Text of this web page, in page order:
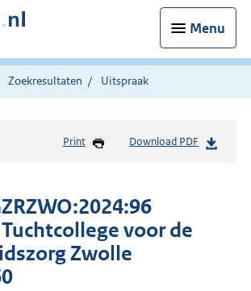
Menu
Zoekresultaten Uitspraak
Print Download PDF
voor de
Zwolle